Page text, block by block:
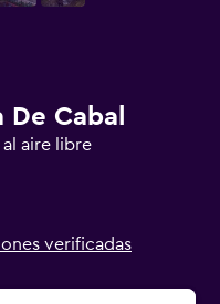
De Cabal
al aire libre
verificadas